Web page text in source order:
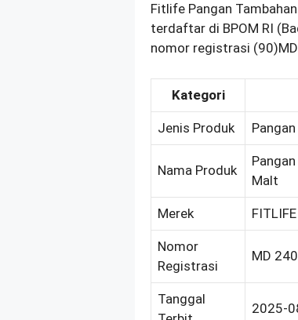
Fitlife Pangan
terdaftar di BPOM RI
nomor registrasi
Kategori
Jenis Produk
Nama Produk
Malt
Merek
Nomor
Registrasi
MD
Tanggal
2025-